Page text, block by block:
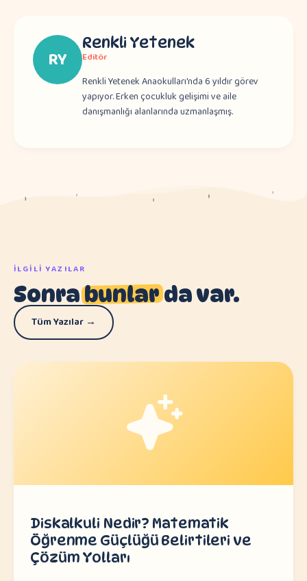
RY
Renkli Yetenek
Editör
Renkli Yetenek Anaokulları'nda 6 yıldır görev
yapıyor. Erken çocukluk gelişimi ve aile
danışmanlığı alanlarında uzmanlaşmış.
İLGILI YAZILAR
Sonrabunlarda var.
Tüm Yazılar →
Diskalkuli Nedir? Matematik
Öğrenme Güçlüğü Belirtileri ve
Çözüm Yolları